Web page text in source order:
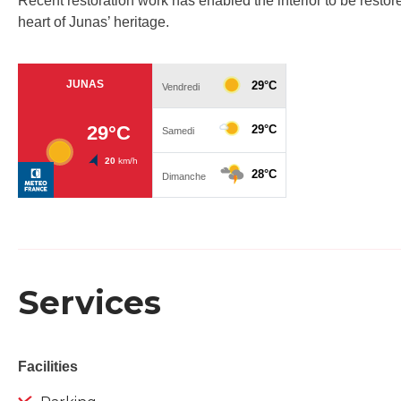
heart of Junas’ heritage.
Services
Facilities